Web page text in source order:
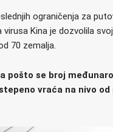
ograničenja za
virusa Kina je dozvolila
70 zemalja.
pošto se broj
vraća na nivo